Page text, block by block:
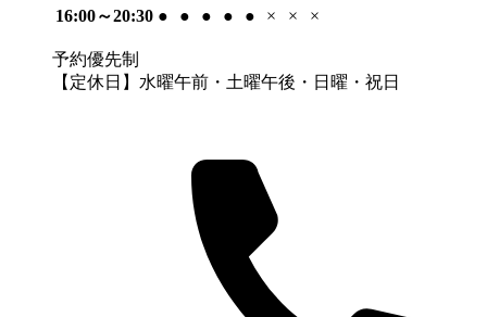
16:00～20:30 ● ● ● ● ● × × ×
予約優先制
【定休日】水曜午前・土曜午後・日曜・祝日